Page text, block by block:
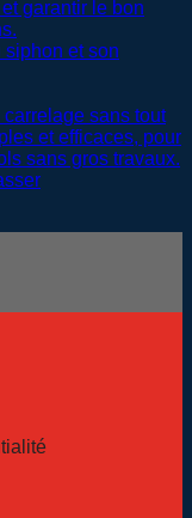
siphon et son